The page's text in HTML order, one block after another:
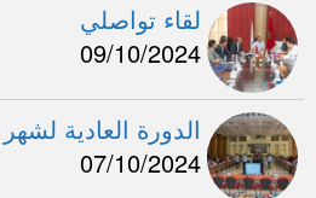
لقاء تواصلي
09/10/2024
الدورة العادية لشهر
07/10/2024